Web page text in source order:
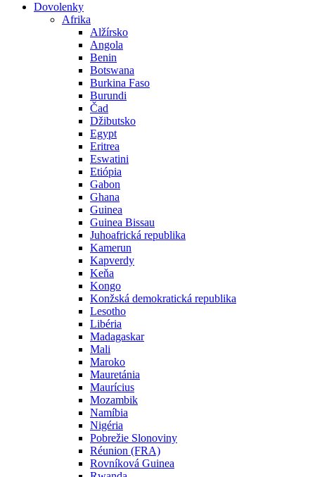
Dovolenky
Afrika
Alžírsko
Angola
Benin
Botswana
Burkina Faso
Burundi
Čad
Džibutsko
Egypt
Eritrea
Eswatini
Etiópia
Gabon
Ghana
Guinea
Guinea Bissau
Juhoafrická republika
Kamerun
Kapverdy
Keňa
Kongo
Konžská demokratická republika
Lesotho
Libéria
Madagaskar
Mali
Maroko
Mauretánia
Maurícius
Mozambik
Namíbia
Nigéria
Pobrežie Slonoviny
Réunion (FRA)
Rovníková Guinea